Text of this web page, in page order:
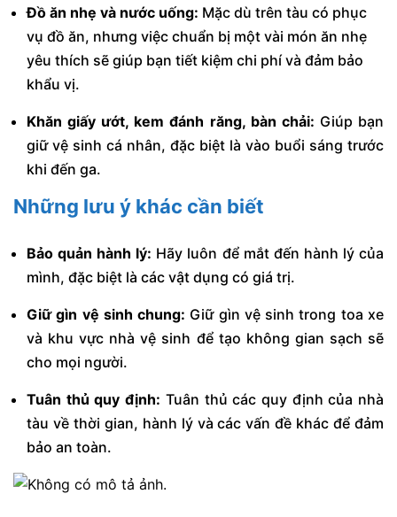
Đồ ăn nhẹ và nước uống: Mặc dù trên tàu có phục
vụ đồ ăn, nhưng việc chuẩn bị một vài món ăn nhẹ
yêu thích sẽ giúp bạn tiết kiệm chi phí và đảm bảo
khẩu vị.
Khăn giấy ướt, kem đánh răng, bàn chải: Giúp bạn
giữ vệ sinh cá nhân, đặc biệt là vào buổi sáng trước
khi đến ga.
Những lưu ý khác cần biết
Bảo quản hành lý: Hãy luôn để mắt đến hành lý của
mình, đặc biệt là các vật dụng có giá trị.
Giữ gìn vệ sinh chung: Giữ gìn vệ sinh trong toa xe
và khu vực nhà vệ sinh để tạo không gian sạch sẽ
cho mọi người.
Tuân thủ quy định: Tuân thủ các quy định của nhà
tàu về thời gian, hành lý và các vấn đề khác để đảm
bảo an toàn.